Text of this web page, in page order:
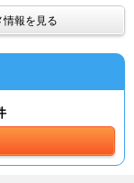
情報を見る